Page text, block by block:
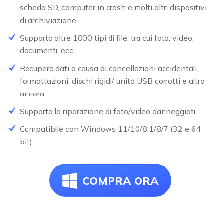
scheda SD, computer in crash e molti altri dispositivi
di archiviazione.
Supporta oltre 1000 tipi di file, tra cui foto, video,
documenti, ecc.
Recupera dati a causa di cancellazioni accidentali,
formattazioni, dischi rigidi/ unità USB corrotti e altro
ancora.
Supporta la riparazione di foto/video danneggiati
Compatibile con Windows 11/10/8.1/8/7 (32 e 64
bit).
COMPRA ORA